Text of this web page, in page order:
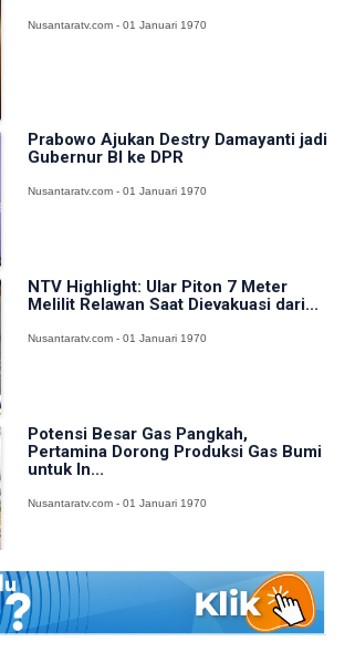
Nusantaratv.com - 01 Januari 1970
Prabowo Ajukan Destry Damayanti jadi
Gubernur BI ke DPR
Nusantaratv.com - 01 Januari 1970
NTV Highlight: Ular Piton 7 Meter
Melilit Relawan Saat Dievakuasi dari...
Nusantaratv.com - 01 Januari 1970
Potensi Besar Gas Pangkah,
Pertamina Dorong Produksi Gas Bumi
untuk In...
Nusantaratv.com - 01 Januari 1970